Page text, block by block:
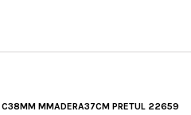
MMADERA37CM PRETUL 22659